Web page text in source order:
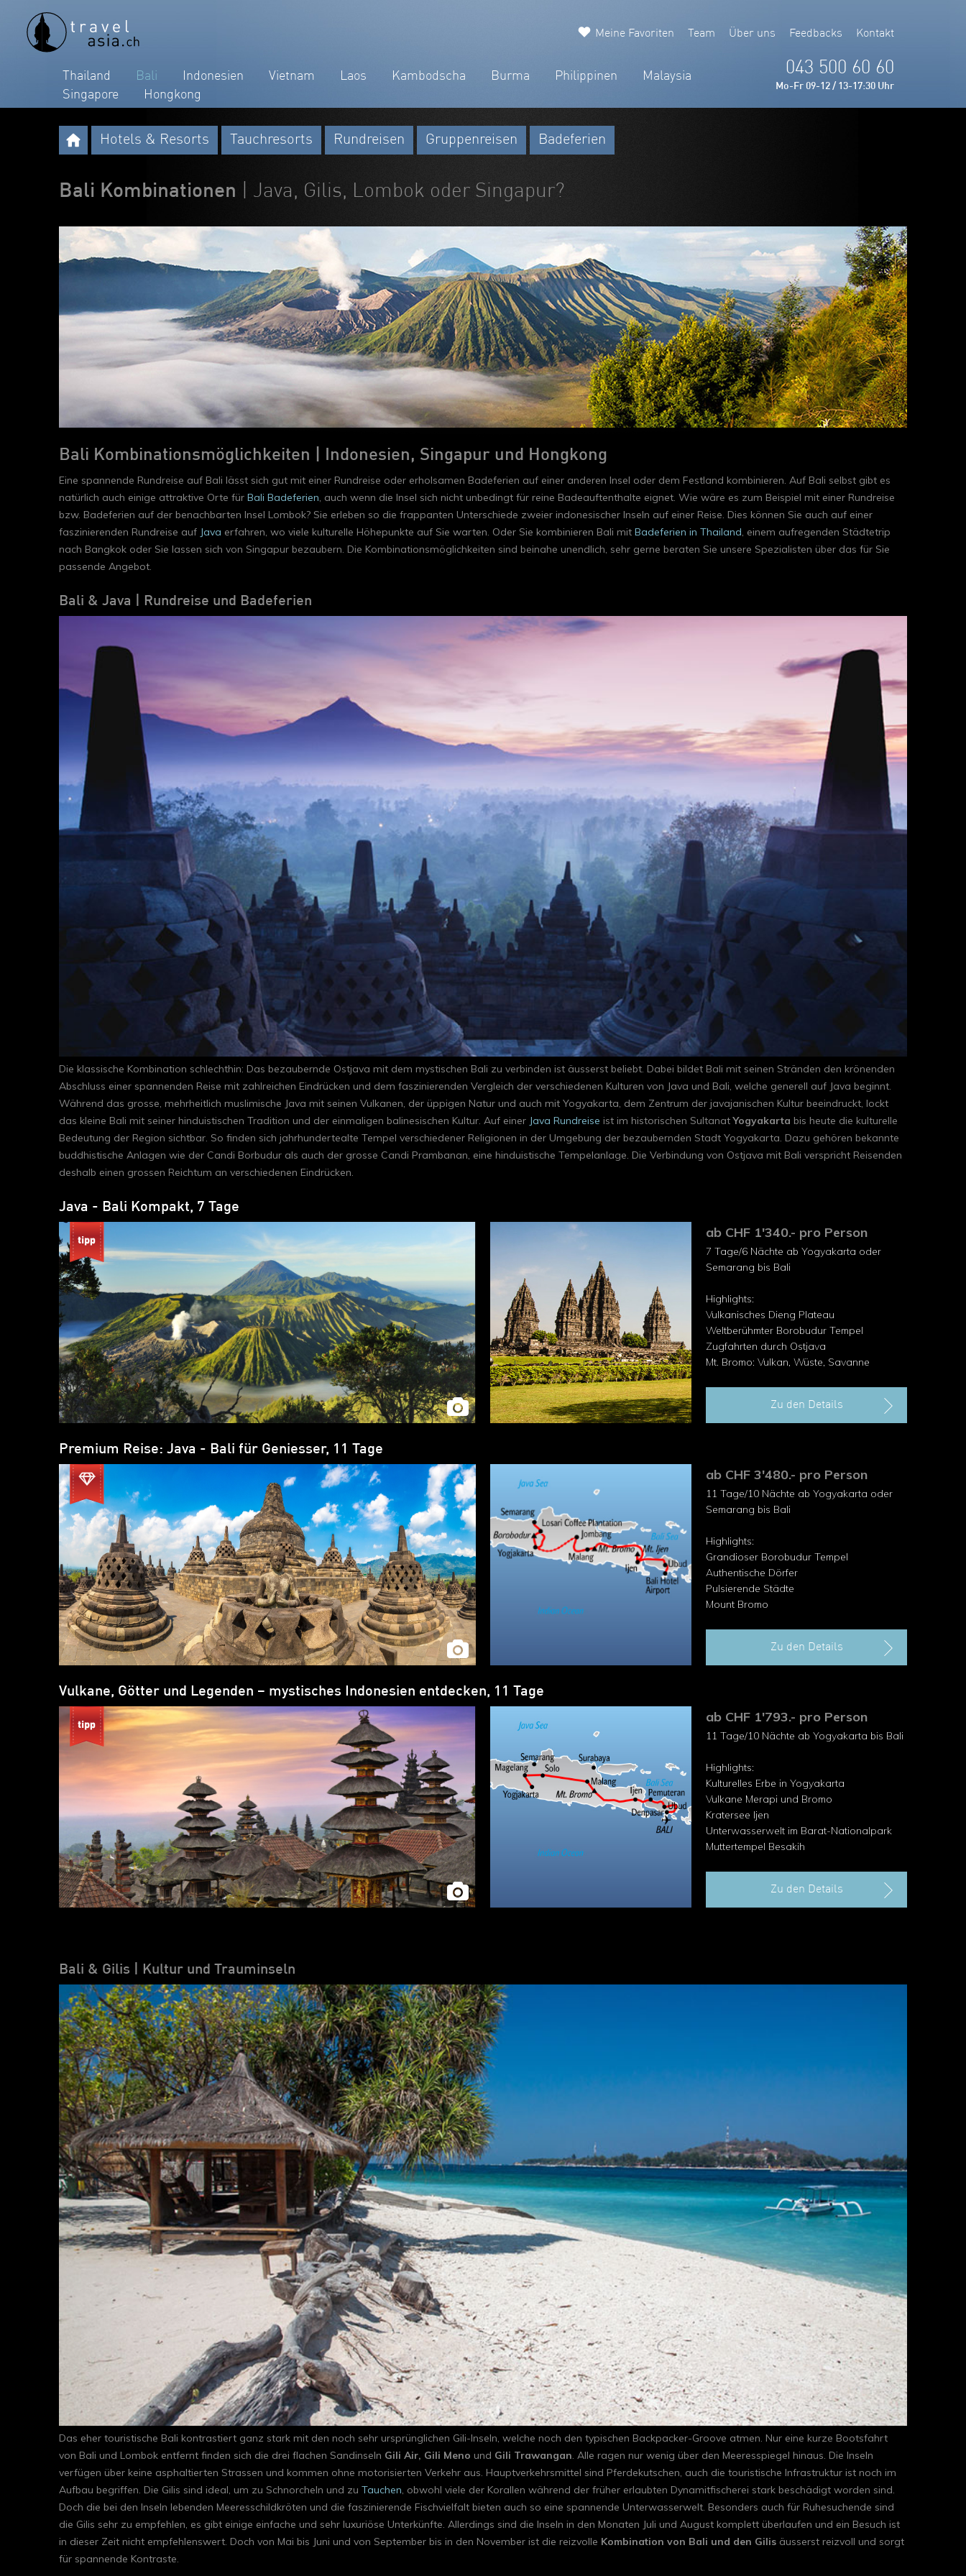
Thailand Bali Indonesien Vietnam Laos Kambodscha Burma Philippinen
Malaysia
Singapore
Hongkong
Meine Favoriten Team Über uns Feedbacks Kontakt
043 500 60 60
Mo-Fr 09-12 / 13-17:30 Uhr
Hotels & Resorts Tauchresorts Rundreisen Gruppenreisen Badeferien
Bali Kombinationen | Java, Gilis, Lombok oder Singapur?
Bali Kombinationsmöglichkeiten | Indonesien, Singapur und Hongkong
Eine spannende Rundreise auf Bali lässt sich gut mit einer Rundreise oder erholsamen Badeferien auf einer anderen Insel oder dem Festland kombinieren. Auf Bali selbst gibt es
natürlich auch einige attraktive Orte für Bali Badeferien, auch wenn die Insel sich nicht unbedingt für reine Badeauftenthalte eignet. Wie wäre es zum Beispiel mit einer Rundreise
bzw. Badeferien auf der benachbarten Insel Lombok? Sie erleben so die frappanten Unterschiede zweier indonesischer Inseln auf einer Reise. Dies können Sie auch auf einer
faszinierenden Rundreise auf Java erfahren, wo viele kulturelle Höhepunkte auf Sie warten. Oder Sie kombinieren Bali mit Badeferien in Thailand, einem aufregenden Städtetrip
nach Bangkok oder Sie lassen sich von Singapur bezaubern. Die Kombinationsmöglichkeiten sind beinahe unendlich, sehr gerne beraten Sie unsere Spezialisten über das für Sie
passende Angebot.
Bali & Java | Rundreise und Badeferien
Die klassische Kombination schlechthin: Das bezaubernde Ostjava mit dem mystischen Bali zu verbinden ist äusserst beliebt. Dabei bildet Bali mit seinen Stränden den krönenden
Abschluss einer spannenden Reise mit zahlreichen Eindrücken und dem faszinierenden Vergleich der verschiedenen Kulturen von Java und Bali, welche generell auf Java beginnt.
Während das grosse, mehrheitlich muslimische Java mit seinen Vulkanen, der üppigen Natur und auch mit Yogyakarta, dem Zentrum der javajanischen Kultur beeindruckt, lockt
das kleine Bali mit seiner hinduistischen Tradition und der einmaligen balinesischen Kultur. Auf einer Java Rundreise ist im historischen SultanatYogyakarta bis heute die kulturelle
Bedeutung der Region sichtbar. So finden sich jahrhundertealte Tempel verschiedener Religionen in der Umgebung der bezaubernden Stadt Yogyakarta. Dazu gehören bekannte
buddhistische Anlagen wie der Candi Borbudur als auch der grosse Candi Prambanan, eine hinduistische Tempelanlage. Die Verbindung von Ostjava mit Bali verspricht Reisenden
deshalb einen grossen Reichtum an verschiedenen Eindrücken.
Java - Bali Kompakt, 7 Tage
ab CHF 1'340.- pro Person
7 Tage/6 Nächte ab Yogyakarta oder
Semarang bis Bali
Highlights:
Vulkanisches Dieng Plateau
Weltberühmter Borobudur Tempel
Zugfahrten durch Ostjava
Mt. Bromo: Vulkan, Wüste, Savanne
Zu den Details
Premium Reise: Java - Bali für Geniesser, 11 Tage
ab CHF 3'480.- pro Person
11 Tage/10 Nächte ab Yogyakarta oder
Semarang bis Bali
Highlights:
Grandioser Borobudur Tempel
Au­thentische Dörfer
Pulsierende Städte
Mount Bromo
Zu den Details
Vulkane, Götter und Legenden – mystisches Indonesien entdecken, 11 Tage
ab CHF 1'793.- pro Person
11 Tage/10 Nächte ab Yogyakarta bis Bali
Highlights:
Kulturelles Erbe in Yogyakarta
Vulkane Merapi und Bromo
Kratersee Ijen
Unterwasserwelt im Barat-Nationalpark
Muttertempel Besakih
Zu den Details
Bali & Gilis | Kultur und Trauminseln
Das eher touristische Bali kontrastiert ganz stark mit den noch sehr ursprünglichen Gili-Inseln, welche noch den typischen Backpacker-Groove atmen. Nur eine kurze Bootsfahrt
von Bali und Lombok entfernt finden sich die drei flachen Sandinseln Gili Air, Gili Meno und Gili Trawangan . Alle ragen nur wenig über den Meeresspiegel hinaus. Die Inseln
verfügen über keine asphaltierten Strassen und kommen ohne motorisierten Verkehr aus. Hauptverkehrsmittel sind Pferdekutschen, auch die touristische Infrastruktur ist noch im
Aufbau begriffen. Die Gilis sind ideal, um zu Schnorcheln und zu Tauchen , obwohl viele der Korallen während der früher erlaubten Dynamitfischerei stark beschädigt worden sind.
Doch die bei den Inseln lebenden Meeresschildkröten und die faszinierende Fischvielfalt bieten auch so eine spannende Unterwasserwelt. Besonders auch für Ruhesuchende sind
die Gilis sehr zu empfehlen, es gibt einige einfache und sehr luxuriöse Unterkünfte. Allerdings sind die Inseln in den Monaten Juli und August komplett überlaufen und ein Besuch ist
in dieser Zeit nicht empfehlenswert. Doch von Mai bis Juni und von September bis in den November ist die reizvolle Kombination von Bali und den Gilis äusserst reizvoll und sorgt
für spannende Kontraste.